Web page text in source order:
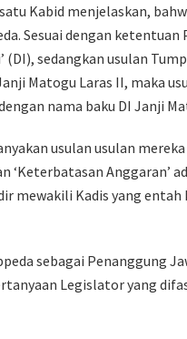
Kabid menjelaskan,
Sesuai dengan ketentuan
(DI), sedangkan usulan
Matogu Laras II, maka
nama baku DI Janji
usulan usulan
‘Keterbatasan Anggaran’
mewakili Kadis yang entah
sebagai Penanggung
Legislator yang